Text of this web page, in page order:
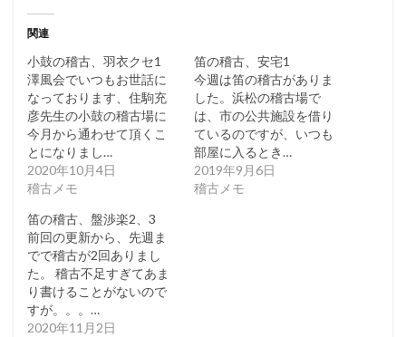
関連
小鼓の稽古、羽衣クセ1
澤風会でいつもお世話に
なっております、住駒充
彦先生の小鼓の稽古場に
今月から通わせて頂くこ
とになりまし…
2020年10月4日
稽古メモ
笛の稽古、安宅1
今週は笛の稽古がありま
した。浜松の稽古場で
は、市の公共施設を借り
ているのですが、いつも
部屋に入るとき…
2019年9月6日
稽古メモ
笛の稽古、盤渉楽2、3
前回の更新から、先週ま
でで稽古が2回ありまし
た。 稽古不足すぎてあま
り書けることがないので
すが。。。…
2020年11月2日